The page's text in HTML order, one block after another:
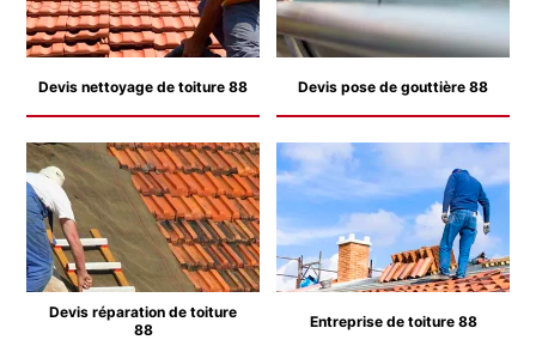
Devis nettoyage de toiture 88 Devis pose de gouttière 88
Devis réparation de toiture
88
Entreprise de toiture 88